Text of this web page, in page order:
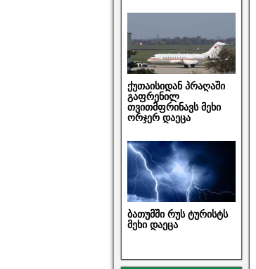
ქუთაისიდან პრაღაში
გაფრენილ
თვითმფრინავს მეხი
ორჯერ დაეცა
ბათუმში რუს ტურისტს
მეხი დაეცა